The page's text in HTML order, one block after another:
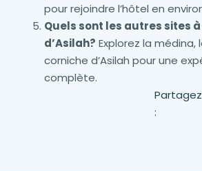
pour rejoindre l’hôtel en
Quels sont les autres sites
d’Asilah? Explorez la
corniche d’Asilah pour une
complète.
: